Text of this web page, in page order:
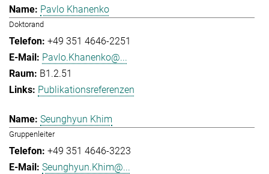
Pavlo Khanenko
Doktorand
+49 351 4646-2251
Pavlo.Khanenko@...
B1.2.51
Publikationsreferenzen
Seunghyun Khim
Gruppenleiter
+49 351 4646-3223
Seunghyun.Khim@...